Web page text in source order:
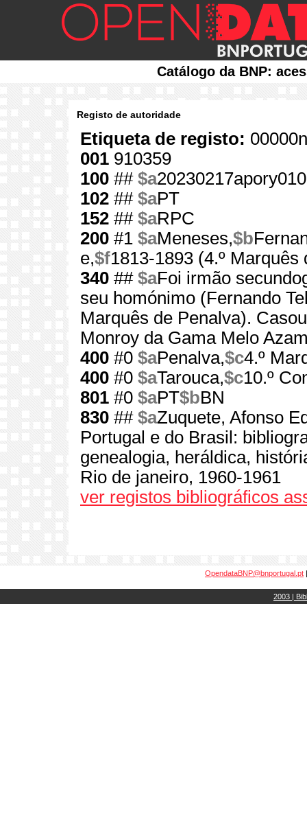
Catálogo da BNP:
Registo de autoridade
Etiqueta de registo:
001 910359
100 ## $a
102 ## $aPT
152 ## $aRPC
200 #1 $aMeneses,$b
e,$f1813-1893 (4.º Marquês
340 ## $aFoi irmão
seu homónimo (Fernando
Marquês de Penalva).
Monroy da Gama Melo
400 #0 $aPenalva,$c4.º
400 #0 $aTarouca,$c10.º
801 #0 $aPT$bBN
830 ## $aZuquete, Afonso
Portugal e do Brasil:
genealogia, heráldica,
Rio de janeiro, 1960-1961
ver registos bibliográficos
OpendataBNP@bnportugal.pt
2003 |